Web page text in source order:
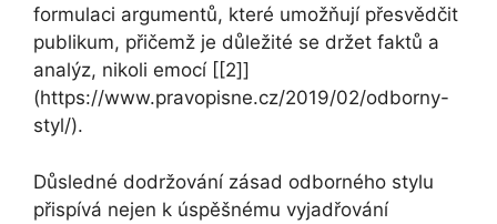
formulaci argumentů, které umožňují přesvědčit
publikum, přičemž je důležité se držet faktů a
analýz, nikoli emocí [[2]]
(https://www.pravopisne.cz/2019/02/odborny-
styl/).
Důsledné dodržování zásad odborného stylu
přispívá nejen k úspěšnému vyjadřování